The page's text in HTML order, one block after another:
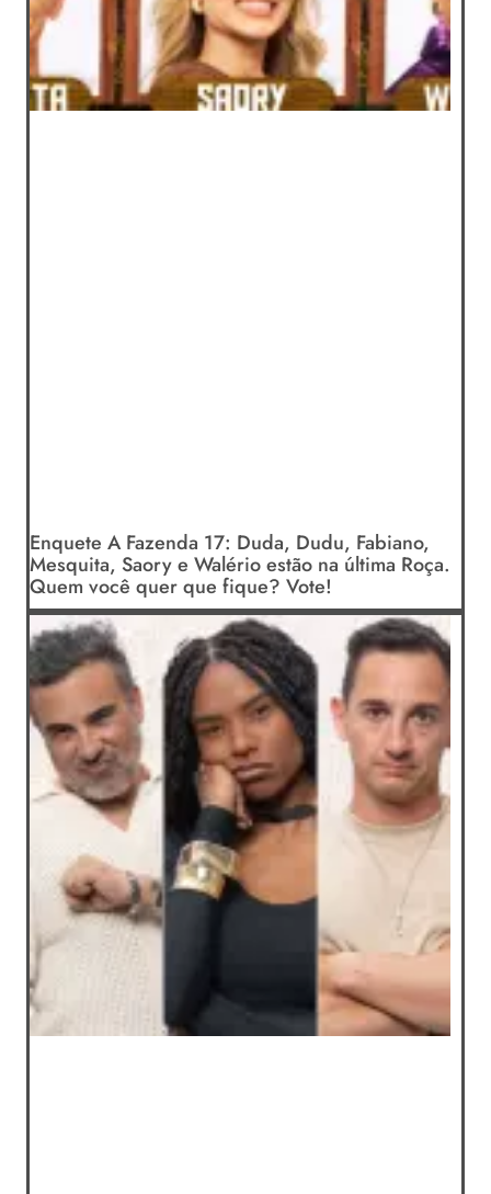
Enquete A Fazenda 17: Duda, Dudu, Fabiano,
Mesquita, Saory e Walério estão na última Roça.
Quem você quer que fique? Vote!